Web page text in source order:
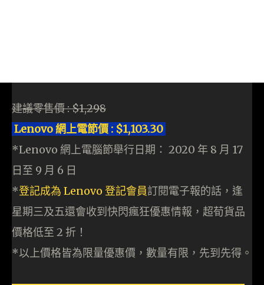
建議零售價 : $1,298
Lenovo 網上電節價 : $1,103.30
*Lenovo 網上電腦節舉行日期： 2020 年 8 月 17
日至 9 月 6 日
*登記成為 Lenovo 登記會員訂閱電子報的話，逢
星期三及五還會收到快閃瘋狂優惠情報，超荀貨品
價格低至 2 折！
*以上價格皆為限量優惠價，數量有限，先到先得。